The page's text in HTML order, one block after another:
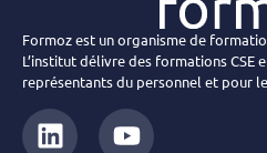
Formoz est un organisme de
L’institut délivre des formations CSE
représentants du personnel et pour